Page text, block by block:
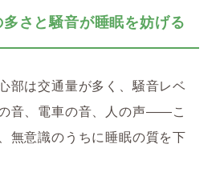
さと騒音が睡眠を妨げる
部は交通量が多く、騒音レベ
音、電車の音、人の声――こ
無意識のうちに睡眠の質を下